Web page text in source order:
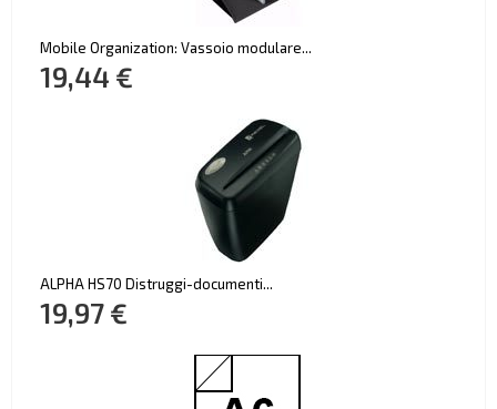
Mobile Organization: Vassoio modulare...
19,44 €
ALPHA HS70 Distruggi-documenti...
19,97 €